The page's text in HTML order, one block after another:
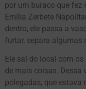
por um buraco que fez
Emília Zerbete
dentro, ele passa a
furtar, separa algumas
Ele sai do local com
de mais coisas. Dessa
polegadas, que estava